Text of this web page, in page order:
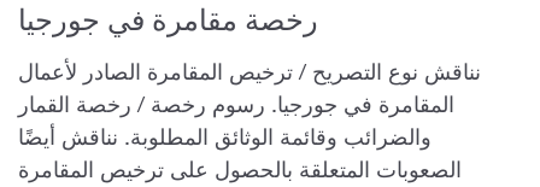
رخصة مقامرة في جورجيا
نناقش نوع التصريح / ترخيص المقامرة الصادر لأعمال
المقامرة في جورجيا. رسوم رخصة / رخصة القمار
والضرائب وقائمة الوثائق المطلوبة. نناقش أيضًا
الصعوبات المتعلقة بالحصول على ترخيص المقامرة